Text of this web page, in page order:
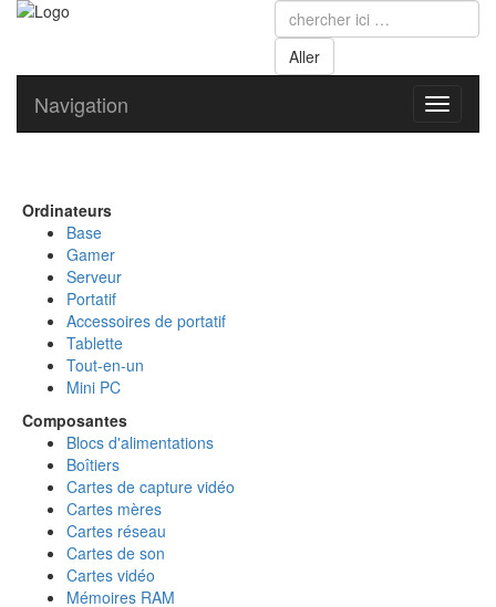
Toggle
Navigation
Ordinateurs
Base
Gamer
Serveur
Portatif
Accessoires de portatif
Tablette
Tout-en-un
Mini PC
Composantes
Blocs d'alimentations
Boîtiers
Cartes de capture vidéo
Cartes mères
Cartes réseau
Cartes de son
Cartes vidéo
Mémoires RAM